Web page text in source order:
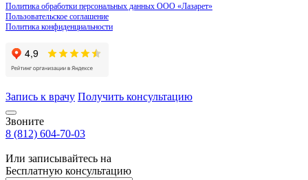
Политика обработки персональных данных ООО «Лазарет»
Пользовательское соглашение
Политика конфиденциальности
Запись к врачу Получить консультацию
Звоните
8 (812) 604-70-03
Или записывайтесь на
Бесплатную консультацию